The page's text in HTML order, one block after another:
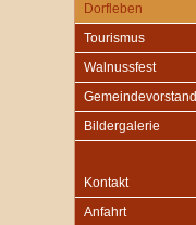
Dorfleben
Tourismus
Walnussfest
Gemeindevorstand
Bildergalerie
Kontakt
Anfahrt